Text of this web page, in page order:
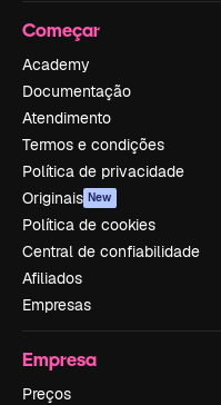
Começar
Academy
Documentação
Atendimento
Termos e condições
Política de privacidade
Originais New
Política de cookies
Central de confiabilidade
Afiliados
Empresas
Empresa
Preços